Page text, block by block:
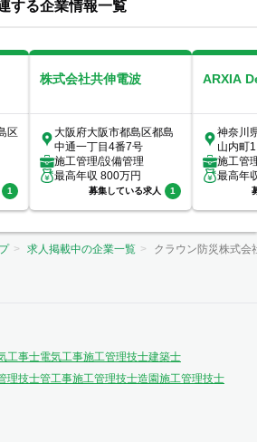
する企業情報一覧
区
1
株式会社共伸電波
大阪府大阪市都島区都島
中通一丁目4番7号
施工管理/設備管理
最高年収 800万円
募集している求人 1
ARXIA
神奈川
山内町
室
施工管
最高年
求人掲載中の企業一覧 クラウン防災株式会
工事士電気工事施工管理技士建築士
理技士管工事施工管理技士造園施工管理技士